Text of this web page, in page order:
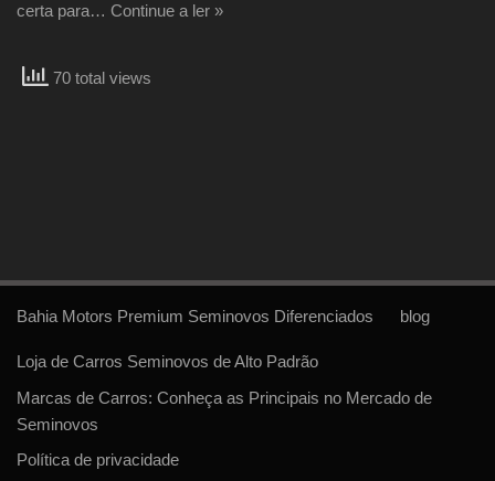
certa para… Continue a ler »
70 total views
Bahia Motors Premium Seminovos Diferenciados blog
Loja de Carros Seminovos de Alto Padrão
Marcas de Carros: Conheça as Principais no Mercado de
Seminovos
Política de privacidade